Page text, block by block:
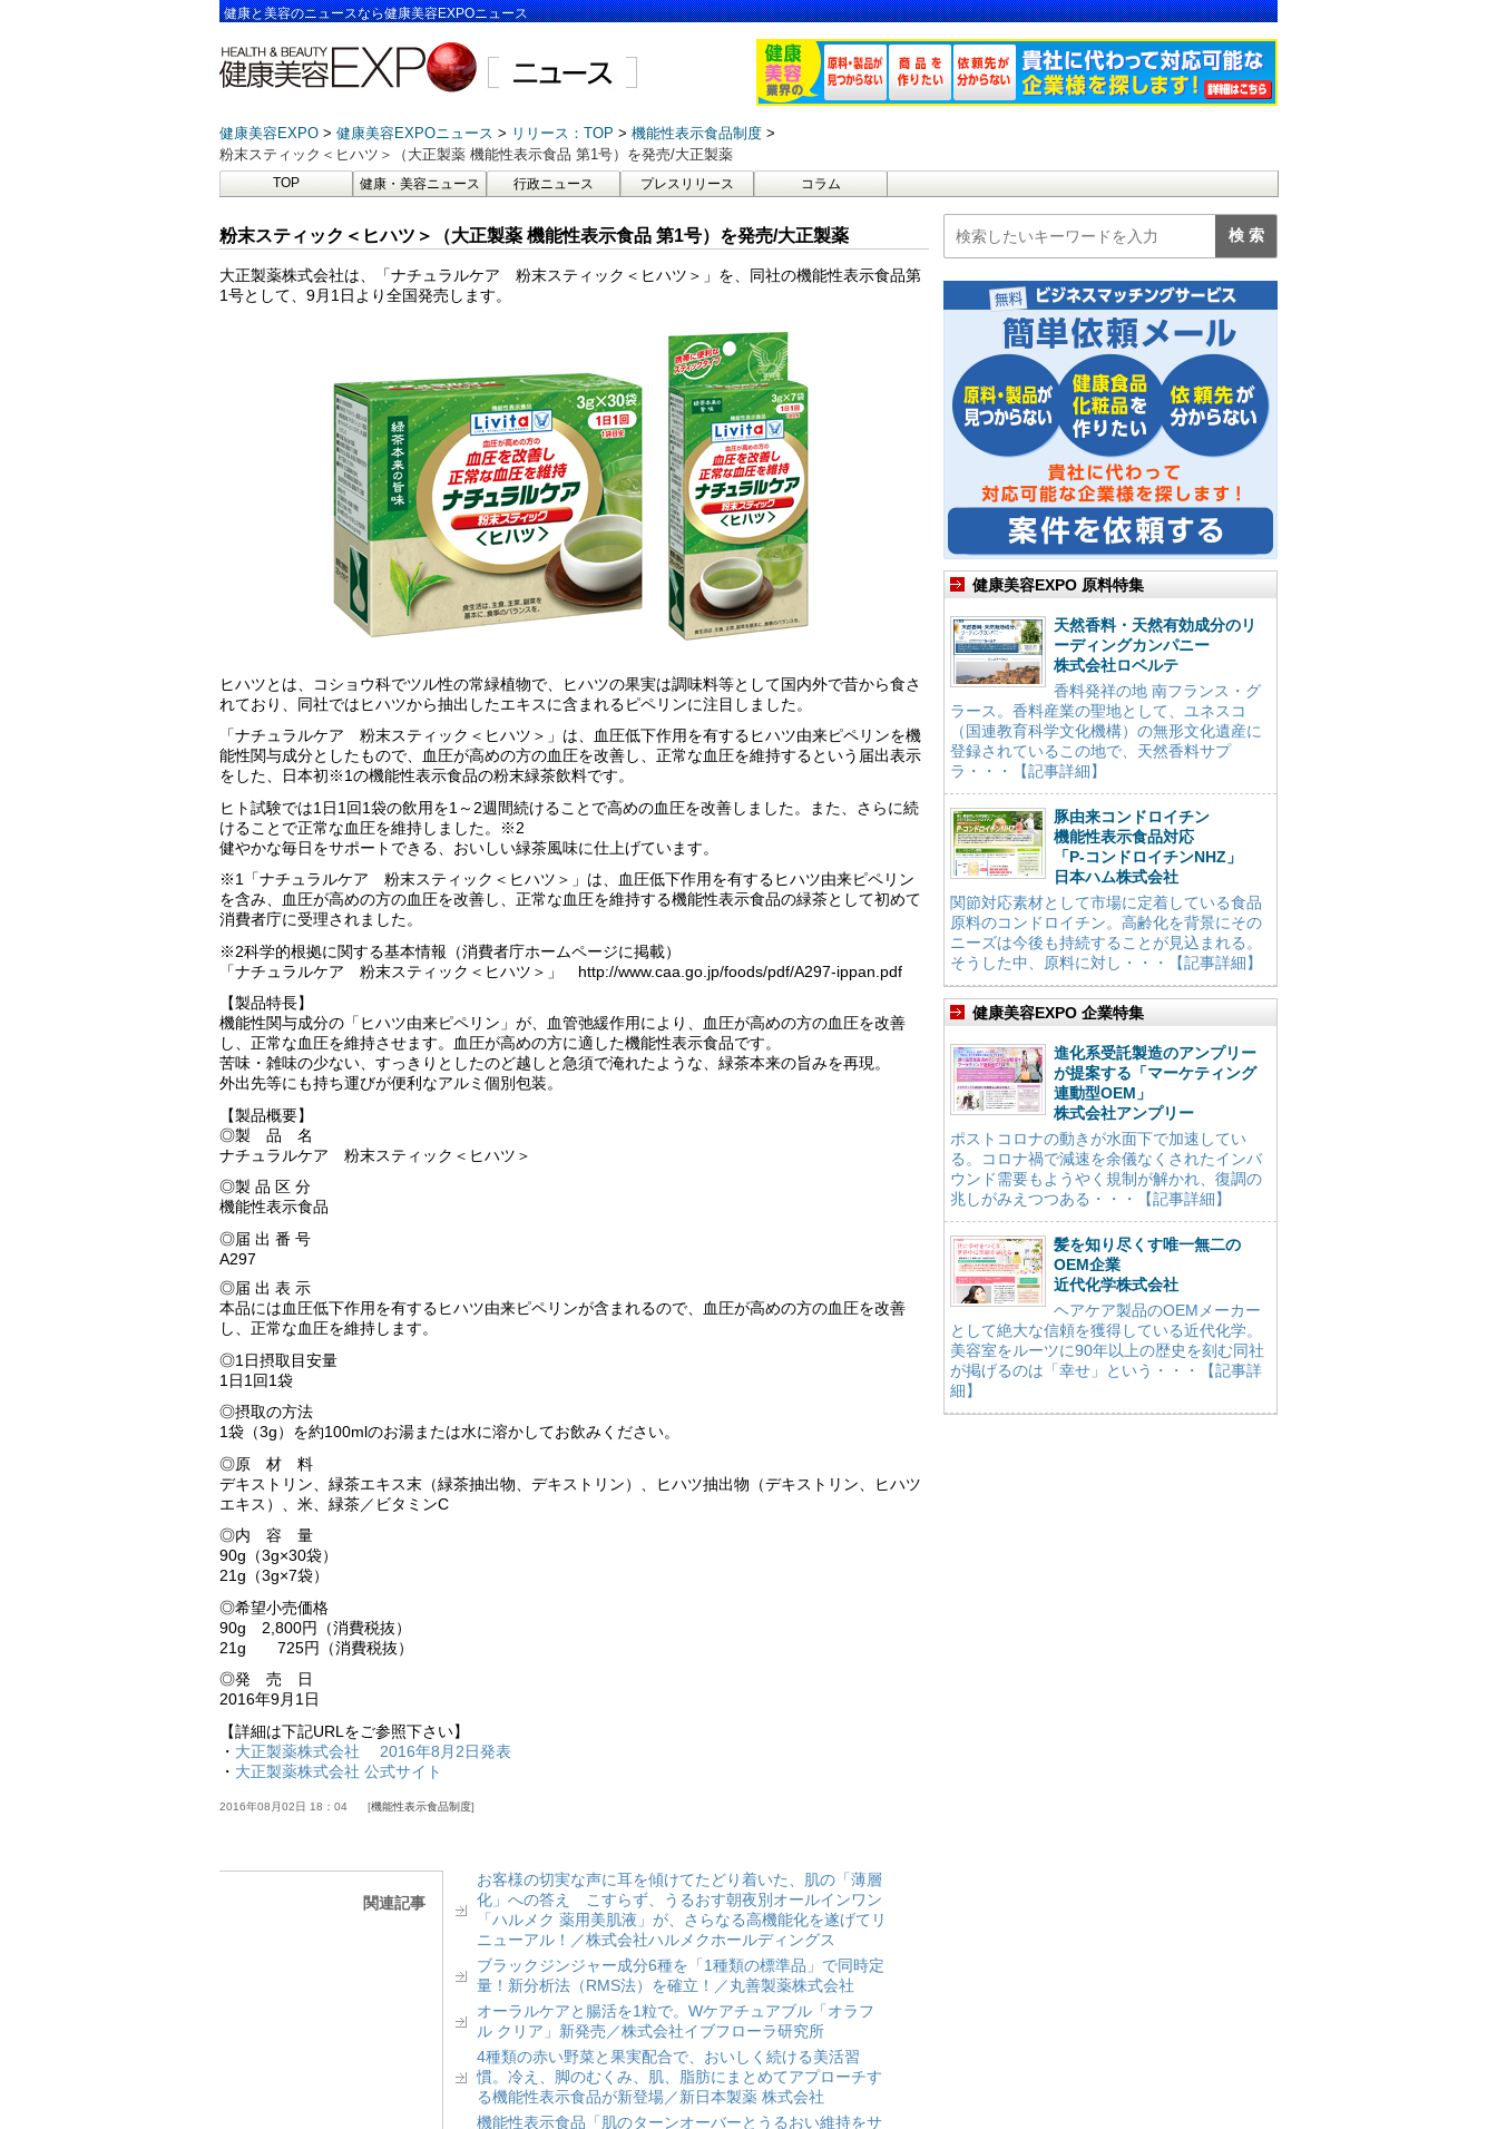
健康と美容のニュースなら健康美容EXPOニュース
健康美容EXPO 健康美容EXPOニュース リリース：TOP
機能性表示食品制度
粉末スティック＜ヒハツ＞（大正製薬 機能性表示食品 第1号）を発売/大正製薬
TOP 健康・美容ニュース 行政ニュース プレスリリース コラム
粉末スティック＜ヒハツ＞（大正製薬 機能性表示食品 第1号）を発売/大正製薬
大正製薬株式会社は、「ナチュラルケア 粉末スティック＜ヒハツ＞」を、同社の機能性表示食品第
1号として、9月1日より全国発売します。
ヒハツとは、コショウ科でツル性の常緑植物で、ヒハツの果実は調味料等として国内外で昔から食さ
れており、同社ではヒハツから抽出したエキスに含まれるピペリンに注目しました。
「ナチュラルケア 粉末スティック＜ヒハツ＞」は、血圧低下作用を有するヒハツ由来ピペリンを機
能性関与成分としたもので、血圧が高めの方の血圧を改善し、正常な血圧を維持するという届出表示
をした、日本初※1の機能性表示食品の粉末緑茶飲料です。
ヒト試験では1日1回1袋の飲用を1～2週間続けることで高めの血圧を改善しました。また、さらに続
けることで正常な血圧を維持しました。※2
健やかな毎日をサポートできる、おいしい緑茶風味に仕上げています。
※1「ナチュラルケア 粉末スティック＜ヒハツ＞」は、血圧低下作用を有するヒハツ由来ピペリン
を含み、血圧が高めの方の血圧を改善し、正常な血圧を維持する機能性表示食品の緑茶として初めて
消費者庁に受理されました。
※2科学的根拠に関する基本情報（消費者庁ホームページに掲載）
「ナチュラルケア 粉末スティック＜ヒハツ＞」 http://www.caa.go.jp/foods/pdf/A297-ippan.pdf
【製品特長】
機能性関与成分の「ヒハツ由来ピペリン」が、血管弛緩作用により、血圧が高めの方の血圧を改善
し、正常な血圧を維持させます。血圧が高めの方に適した機能性表示食品です。
苦味・雑味の少ない、すっきりとしたのど越しと急須で淹れたような、緑茶本来の旨みを再現。
外出先等にも持ち運びが便利なアルミ個別包装。
【製品概要】
◎製 品 名
ナチュラルケア 粉末スティック＜ヒハツ＞
◎製 品 区 分
機能性表示食品
◎届 出 番 号
A297
◎届 出 表 示
本品には血圧低下作用を有するヒハツ由来ピペリンが含まれるので、血圧が高めの方の血圧を改善
し、正常な血圧を維持します。
◎1日摂取目安量
1日1回1袋
◎摂取の方法
1袋（3g）を約100mlのお湯または水に溶かしてお飲みください。
◎原 材 料
デキストリン、緑茶エキス末（緑茶抽出物、デキストリン）、ヒハツ抽出物（デキストリン、ヒハツ
エキス）、米、緑茶／ビタミンC
◎内 容 量
90g（3g×30袋）
21g（3g×7袋）
◎希望小売価格
90g 2,800円（消費税抜）
21g 725円（消費税抜）
◎発 売 日
2016年9月1日
【詳細は下記URLをご参照下さい】
・ 大正製薬株式会社 2016年8月2日発表
・ 大正製薬株式会社 公式サイト
2016年08月02日 18：04 機能性表示食品制度
関連記事
お客様の切実な声に耳を傾けてたどり着いた、肌の「薄層
化」への答え こすらず、うるおす朝夜別オールインワン
「ハルメク 薬用美肌液」が、さらなる高機能化を遂げてリ
ニューアル！／株式会社ハルメクホールディングス
ブラックジンジャー成分6種を「1種類の標準品」で同時定
量！新分析法（RMS法）を確立！／丸善製薬株式会社
オーラルケアと腸活を1粒で。Wケアチュアブル「オラフ
ル クリア」新発売／株式会社イブフローラ研究所
4種類の赤い野菜と果実配合で、おいしく続ける美活習
慣。冷え、脚のむくみ、肌、脂肪にまとめてアプローチす
る機能性表示食品が新登場／新日本製薬 株式会社
機能性表示食品「肌のターンオーバーとうるおい維持をサ
健康美容EXPO 原料特集
天然香料・天然有効成分のリ
ーディングカンパニー
株式会社ロベルテ
香料発祥の地 南フランス・グ
ラース。香料産業の聖地として、ユネスコ
（国連教育科学文化機構）の無形文化遺産に
登録されているこの地で、天然香料サプ
ラ・・・【記事詳細】
豚由来コンドロイチン
機能性表示食品対応
「P-コンドロイチンNHZ」
日本ハム株式会社
関節対応素材として市場に定着している食品
原料のコンドロイチン。高齢化を背景にその
ニーズは今後も持続することが見込まれる。
そうした中、原料に対し・・・【記事詳細】
健康美容EXPO 企業特集
進化系受託製造のアンプリー
が提案する「マーケティング
連動型OEM」
株式会社アンプリー
ポストコロナの動きが水面下で加速してい
る。コロナ禍で減速を余儀なくされたインバ
ウンド需要もようやく規制が解かれ、復調の
兆しがみえつつある・・・【記事詳細】
髪を知り尽くす唯一無二の
OEM企業
近代化学株式会社
ヘアケア製品のOEMメーカー
として絶大な信頼を獲得している近代化学。
美容室をルーツに90年以上の歴史を刻む同社
が掲げるのは「幸せ」という・・・【記事詳
細】